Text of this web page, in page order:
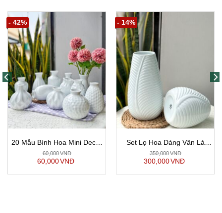
- 42%
20 Mẫu Bình Hoa Mini Decor
Men Trắng Gốm Bát Tràng
60,000VNĐ
60,000VNĐ
- 14%
Set Lọ Hoa Dáng Vân Lá
Men Trắng Bóng, Decor Cắm
Hoa
350,000VNĐ
300,000VNĐ